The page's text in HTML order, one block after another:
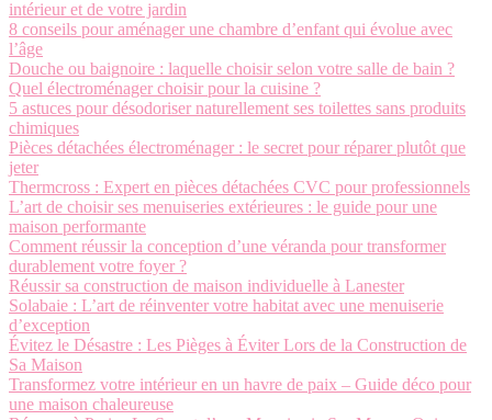
intérieur et de votre jardin
8 conseils pour aménager une chambre d’enfant qui évolue avec
l’âge
Douche ou baignoire : laquelle choisir selon votre salle de bain ?
Quel électroménager choisir pour la cuisine ?
5 astuces pour désodoriser naturellement ses toilettes sans produits
chimiques
Pièces détachées électroménager : le secret pour réparer plutôt que
jeter
Thermcross : Expert en pièces détachées CVC pour professionnels
L’art de choisir ses menuiseries extérieures : le guide pour une
maison performante
Comment réussir la conception d’une véranda pour transformer
durablement votre foyer ?
Réussir sa construction de maison individuelle à Lanester
Solabaie : L’art de réinventer votre habitat avec une menuiserie
d’exception
Évitez le Désastre : Les Pièges à Éviter Lors de la Construction de
Sa Maison
Transformez votre intérieur en un havre de paix – Guide déco pour
une maison chaleureuse